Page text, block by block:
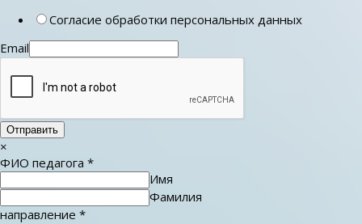
Согласие обработки персональных данных
Email
Отправить
×
ФИО педагога *
Имя
Фамилия
направление *